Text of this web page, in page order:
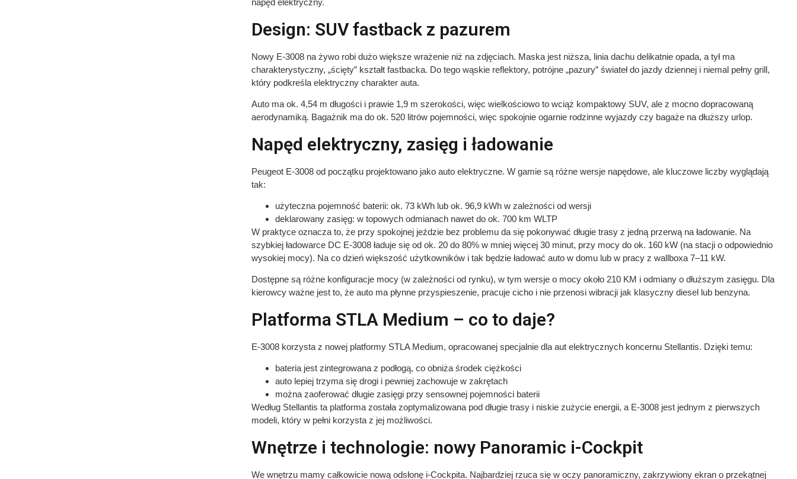
napęd elektryczny.
Design: SUV fastback z pazurem
Nowy E-3008 na żywo robi dużo większe wrażenie niż na zdjęciach. Maska jest niższa, linia dachu delikatnie opada, a tył ma
charakterystyczny, „ścięty” kształt fastbacka. Do tego wąskie reflektory, potrójne „pazury” świateł do jazdy dziennej i niemal pełny grill,
który podkreśla elektryczny charakter auta.
Auto ma ok. 4,54 m długości i prawie 1,9 m szerokości, więc wielkościowo to wciąż kompaktowy SUV, ale z mocno dopracowaną
aerodynamiką. Bagażnik ma do ok. 520 litrów pojemności, więc spokojnie ogarnie rodzinne wyjazdy czy bagaże na dłuższy urlop.
Napęd elektryczny, zasięg i ładowanie
Peugeot E-3008 od początku projektowano jako auto elektryczne. W gamie są różne wersje napędowe, ale kluczowe liczby wyglądają
tak:
użyteczna pojemność baterii: ok. 73 kWh lub ok. 96,9 kWh w zależności od wersji
deklarowany zasięg: w topowych odmianach nawet do ok. 700 km WLTP
W praktyce oznacza to, że przy spokojnej jeździe bez problemu da się pokonywać długie trasy z jedną przerwą na ładowanie. Na
szybkiej ładowarce DC E-3008 ładuje się od ok. 20 do 80% w mniej więcej 30 minut, przy mocy do ok. 160 kW (na stacji o odpowiednio
wysokiej mocy). Na co dzień większość użytkowników i tak będzie ładować auto w domu lub w pracy z wallboxa 7–11 kW.
Dostępne są różne konfiguracje mocy (w zależności od rynku), w tym wersje o mocy około 210 KM i odmiany o dłuższym zasięgu. Dla
kierowcy ważne jest to, że auto ma płynne przyspieszenie, pracuje cicho i nie przenosi wibracji jak klasyczny diesel lub benzyna.
Platforma STLA Medium – co to daje?
E-3008 korzysta z nowej platformy STLA Medium, opracowanej specjalnie dla aut elektrycznych koncernu Stellantis. Dzięki temu:
bateria jest zintegrowana z podłogą, co obniża środek ciężkości
auto lepiej trzyma się drogi i pewniej zachowuje w zakrętach
można zaoferować długie zasięgi przy sensownej pojemności baterii
Według Stellantis ta platforma została zoptymalizowana pod długie trasy i niskie zużycie energii, a E-3008 jest jednym z pierwszych
modeli, który w pełni korzysta z jej możliwości.
Wnętrze i technologie: nowy Panoramic i-Cockpit
We wnętrzu mamy całkowicie nową odsłonę i-Cockpita. Najbardziej rzuca się w oczy panoramiczny, zakrzywiony ekran o przekątnej